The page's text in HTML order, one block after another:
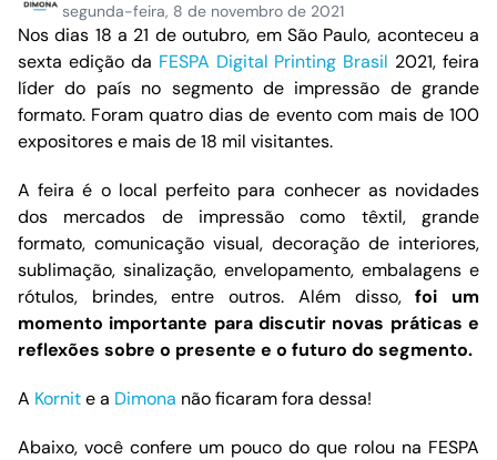
segunda-feira, 8 de novembro de 2021
Nos dias 18 a 21 de outubro, em São Paulo, aconteceu a
sexta edição da FESPA Digital Printing Brasil 2021, feira
líder do país no segmento de impressão de grande
formato. Foram quatro dias de evento com mais de 100
expositores e mais de 18 mil visitantes.
A feira é o local perfeito para conhecer as novidades
dos mercados de impressão como têxtil, grande
formato, comunicação visual, decoração de interiores,
sublimação, sinalização, envelopamento, embalagens e
rótulos, brindes, entre outros. Além disso,foi um
momento importante para discutir novas práticas e
reflexões sobre o presente e o futuro do segmento.
A Kornite a Dimona não ficaram fora dessa!
Abaixo, você confere um pouco do que rolou na FESPA